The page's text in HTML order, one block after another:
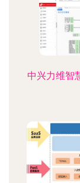
中兴力维智